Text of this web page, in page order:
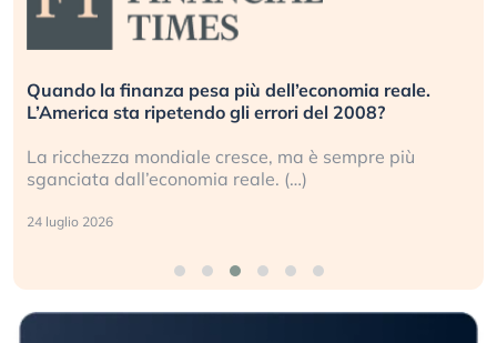
Quando la finanza pesa più dell’economia reale.
L’America sta ripetendo gli errori del 2008?
La ricchezza mondiale cresce, ma è sempre più
sganciata dall’economia reale. (…)
24 luglio 2026